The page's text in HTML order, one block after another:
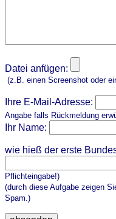
Datei anfügen:
(z.B. einen Screenshot oder
Ihre E-Mail-Adresse:
Angabe falls Rückmeldung
Ihr Name:
wie hieß der erste
Pflichteingabe!)
(durch diese Aufgabe zeigen
Spam.)